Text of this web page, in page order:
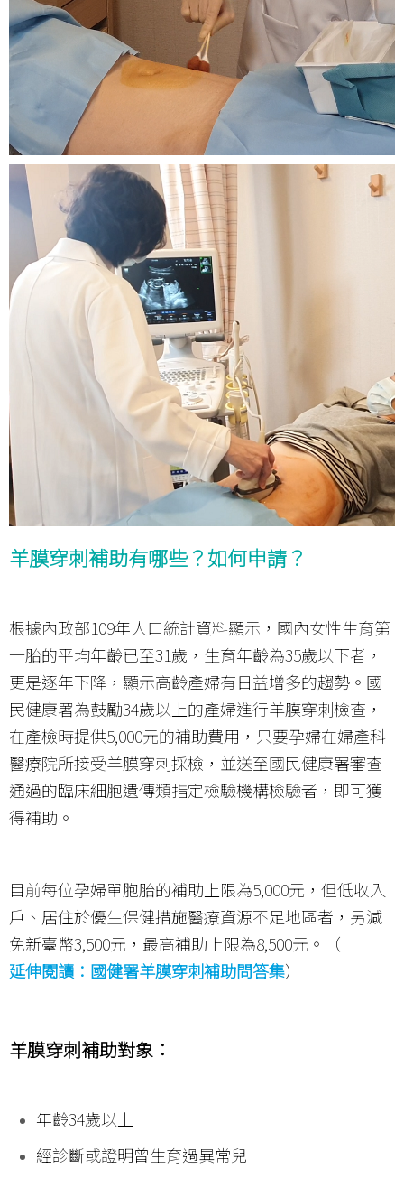
羊膜穿刺補助有哪些？如何申請？
根據內政部109年人口統計資料顯示，國內女性生育第
一胎的平均年齡已至31歲，生育年齡為35歲以下者，
更是逐年下降，顯示高齡產婦有日益增多的趨勢。國
民健康署為鼓勵34歲以上的產婦進行羊膜穿刺檢查，
在產檢時提供5,000元的補助費用，只要孕婦在婦產科
醫療院所接受羊膜穿刺採檢，並送至國民健康署審查
通過的臨床細胞遺傳類指定檢驗機構檢驗者，即可獲
得補助。
目前每位孕婦單胞胎的補助上限為5,000元，但低收入
戶、居住於優生保健措施醫療資源不足地區者，另減
免新臺幣3,500元，最高補助上限為8,500元。（
延伸閱讀：國健署羊膜穿刺補助問答集）
羊膜穿刺補助對象：
年齡34歲以上
經診斷或證明曾生育過異常兒